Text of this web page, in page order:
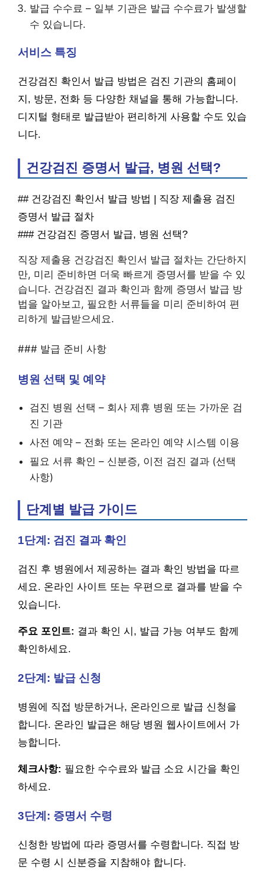
발급 수수료 – 일부 기관은 발급 수수료가 발생할
수 있습니다.
서비스 특징
건강검진 확인서 발급 방법은 검진 기관의 홈페이
지, 방문, 전화 등 다양한 채널을 통해 가능합니다.
디지털 형태로 발급받아 편리하게 사용할 수도 있습
니다.
건강검진 증명서 발급, 병원 선택?
## 건강검진 확인서 발급 방법 | 직장 제출용 검진
증명서 발급 절차
### 건강검진 증명서 발급, 병원 선택?
직장 제출용 건강검진 확인서 발급 절차는 간단하지
만, 미리 준비하면 더욱 빠르게 증명서를 받을 수 있
습니다. 건강검진 결과 확인과 함께 증명서 발급 방
법을 알아보고, 필요한 서류들을 미리 준비하여 편
리하게 발급받으세요.
### 발급 준비 사항
병원 선택 및 예약
검진 병원 선택 – 회사 제휴 병원 또는 가까운 검
진 기관
사전 예약 – 전화 또는 온라인 예약 시스템 이용
필요 서류 확인 – 신분증, 이전 검진 결과 (선택
사항)
단계별 발급 가이드
1단계: 검진 결과 확인
검진 후 병원에서 제공하는 결과 확인 방법을 따르
세요. 온라인 사이트 또는 우편으로 결과를 받을 수
있습니다.
주요 포인트: 결과 확인 시, 발급 가능 여부도 함께
확인하세요.
2단계: 발급 신청
병원에 직접 방문하거나, 온라인으로 발급 신청을
합니다. 온라인 발급은 해당 병원 웹사이트에서 가
능합니다.
체크사항: 필요한 수수료와 발급 소요 시간을 확인
하세요.
3단계: 증명서 수령
신청한 방법에 따라 증명서를 수령합니다. 직접 방
문 수령 시 신분증을 지참해야 합니다.